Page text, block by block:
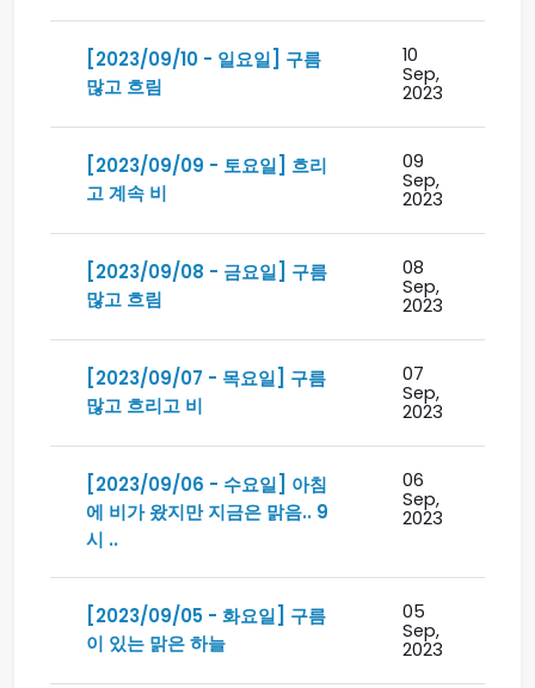
[2023/09/10 - 일요일] 구름
많고 흐림
10
Sep,
2023
[2023/09/09 - 토요일] 흐리
고 계속 비
09
Sep,
2023
[2023/09/08 - 금요일] 구름
많고 흐림
08
Sep,
2023
[2023/09/07 - 목요일] 구름
많고 흐리고 비
07
Sep,
2023
[2023/09/06 - 수요일] 아침
에 비가 왔지만 지금은 맑음.. 9
시 ..
06
Sep,
2023
[2023/09/05 - 화요일] 구름
이 있는 맑은 하늘
05
Sep,
2023